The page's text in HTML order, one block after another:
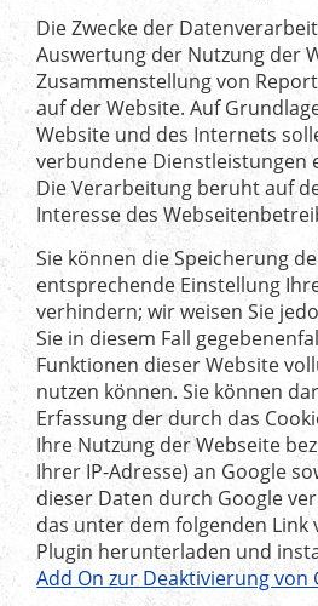
Die Zwecke der
Auswertung der Nutzung der
Zusammenstellung von
auf der Website. Auf
Website und des Internets
verbundene Dienstleistungen
Die Verarbeitung beruht auf
Interesse des
Sie können die Speicherung
entsprechende Einstellung
verhindern; wir weisen Sie
Sie in diesem Fall
Funktionen dieser Website
nutzen können. Sie können
Erfassung der durch das
Ihre Nutzung der Webseite
Ihrer IP-Adresse) an Google
dieser Daten durch Google
das unter dem folgenden Link
Plugin herunterladen und
Add On zur Deaktivierung von